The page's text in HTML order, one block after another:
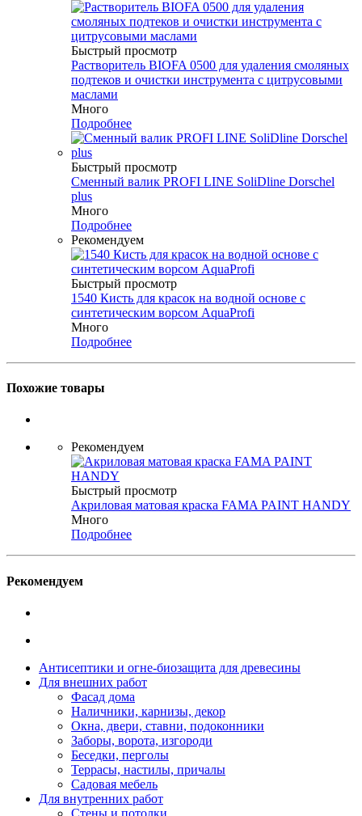
Быстрый просмотр
Растворитель BIOFA 0500 для удаления смоляных
подтеков и очистки инструмента с цитрусовыми
маслами
Много
Подробнее
Быстрый просмотр
Сменный валик PROFI LINE SoliDline Dorschel
plus
Много
Подробнее
Рекомендуем
Быстрый просмотр
1540 Кисть для красок на водной основе с
синтетическим ворсом AquaProfi
Много
Подробнее
Похожие товары
Рекомендуем
Быстрый просмотр
Акриловая матовая краска FAMA PAINT HANDY
Много
Подробнее
Рекомендуем
Антисептики и огне-биозащита для древесины
Для внешних работ
Фасад дома
Наличники, карнизы, декор
Окна, двери, ставни, подоконники
Заборы, ворота, изгороди
Беседки, перголы
Террасы, настилы, причалы
Садовая мебель
Для внутренних работ
Стены и потолки